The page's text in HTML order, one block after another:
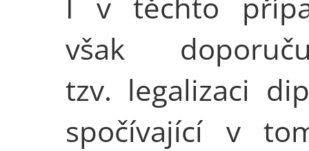
však
tzv. legalizaci
spočívající v